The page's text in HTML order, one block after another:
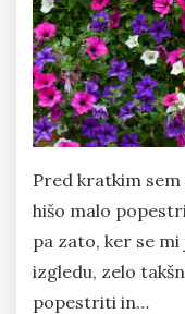
Pred kratkim
hišo malo
pa zato, ker se
izgledu, zelo
popestriti in…